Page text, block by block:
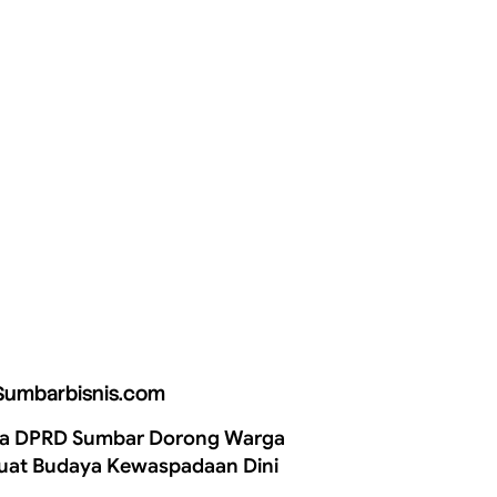
DPRD Sumbar Dorong Warga
Budaya Kewaspadaan Dini